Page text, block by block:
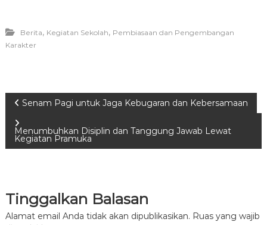
Berita, Kegiatan Sekolah, Pembiasaan dan Pengembangan
Karakter
N
g
Senam Pagi untuk Jaga Kebugaran dan Kebersamaan
Menumbuhkan Disiplin dan Tanggung Jawab Lewat
Kegiatan Pramuka
Tinggalkan Balasan
Alamat email Anda tidak akan dipublikasikan. Ruas yang wajib